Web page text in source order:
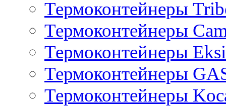
Термоконтейнеры
Термоконтейнеры
Термоконтейнеры Eksi
Термоконтейнеры
Термоконтейнеры